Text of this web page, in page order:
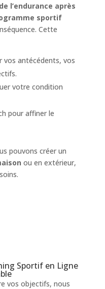
l’endurance après
sportif
Cette
vos antécédents, vos
votre condition
pour affiner le
pouvons créer un
ou en extérieur,
Sportif en Ligne
vos objectifs, nous